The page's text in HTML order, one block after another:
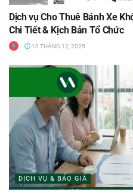
Dịch vụ Cho Thuê Bánh Xe
Chi Tiết & Kịch Bản Tổ Chức
10 THÁNG 12, 2025
DỊCH VỤ & BÁO GIÁ